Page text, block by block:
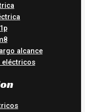
alcance
eléctricos